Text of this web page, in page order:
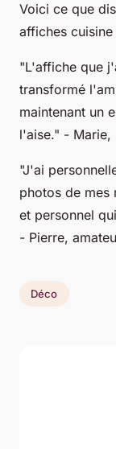
Voici ce que
affiches cuisine
"L'affiche que
transformé
maintenant un
l'aise." - Marie,
"J'ai
photos de mes
et personnel
- Pierre,
Déco